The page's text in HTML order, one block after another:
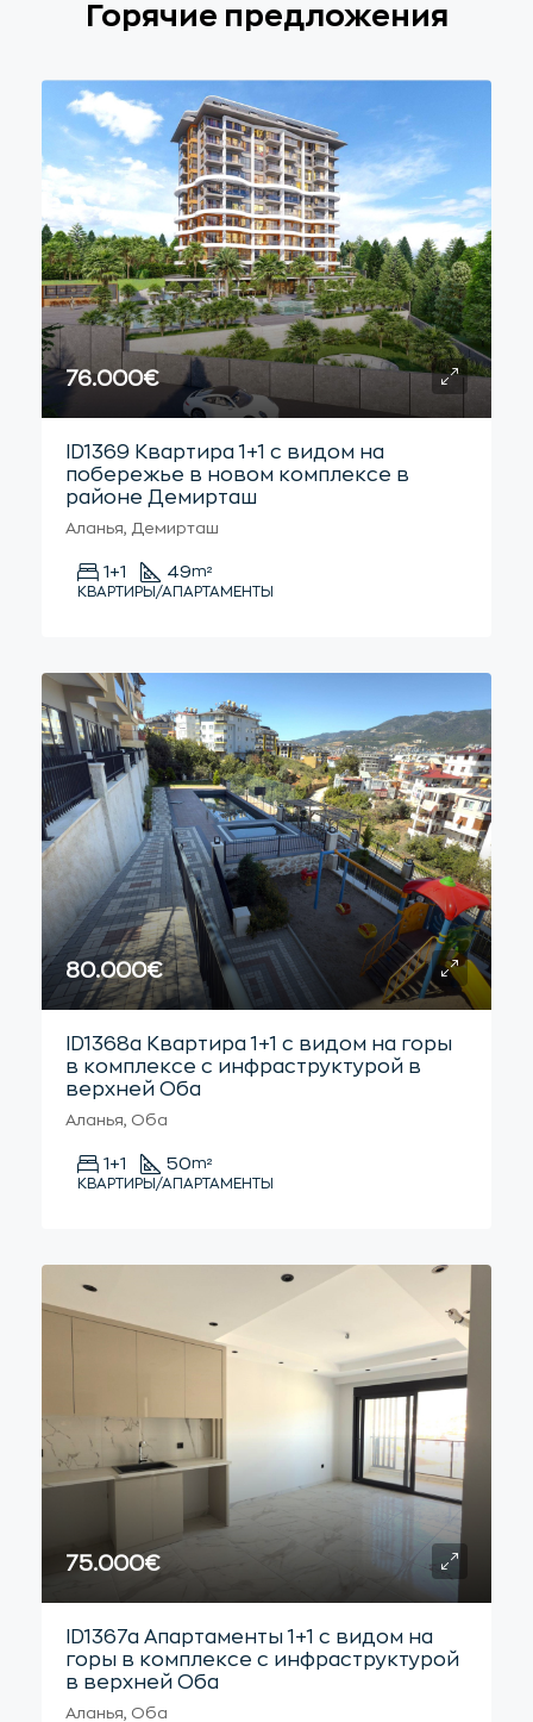
Горячие предложения
76.000€
ID1369 Квартира 1+1 с видом на
побережье в новом комплексе в
районе Демирташ
Аланья, Демирташ
1+1 49m²
КВАРТИРЫ/АПАРТАМЕНТЫ
80.000€
ID1368a Квартира 1+1 с видом на горы
в комплексе с инфраструктурой в
верхней Оба
Аланья, Оба
1+1 50m²
КВАРТИРЫ/АПАРТАМЕНТЫ
75.000€
ID1367a Апартаменты 1+1 с видом на
горы в комплексе с инфраструктурой
в верхней Оба
Аланья, Оба